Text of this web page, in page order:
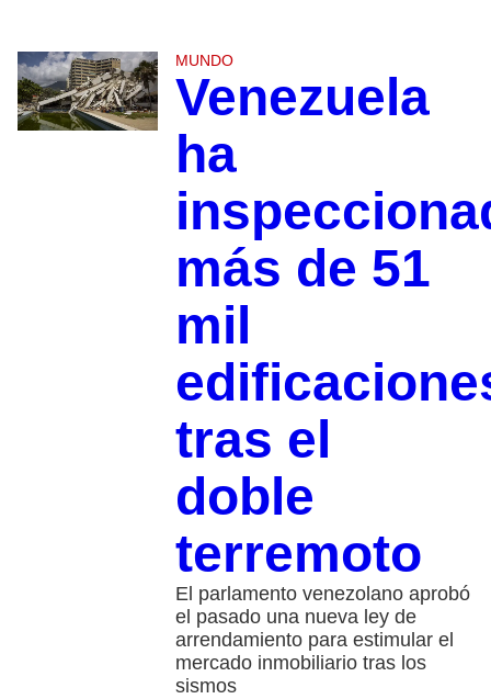
MUNDO
Venezuela
ha
más de 51
mil
tras el
doble
terremoto
El parlamento venezolano aprobó
el pasado una nueva ley de
arrendamiento para estimular el
mercado inmobiliario tras los
sismos